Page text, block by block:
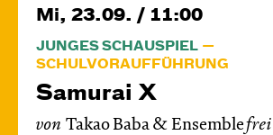
Mi, 23.09. / 11:00
JUNGES SCHAUSPIEL
SCHULVORAUFFÜHRUNG
Samurai X
von Takao Baba & Ensemblefrei